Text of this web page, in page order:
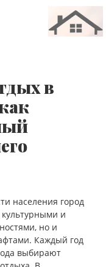
в
населения город
культурными и
но и
Каждый год
выбирают